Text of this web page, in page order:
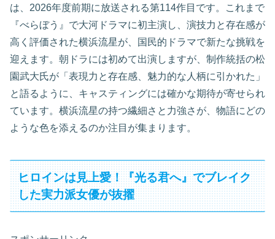
は、2026年度前期に放送される第114作目です。これまで
『べらぼう』で大河ドラマに初主演し、演技力と存在感が
高く評価された横浜流星が、国民的ドラマで新たな挑戦を
迎えます。朝ドラには初めて出演しますが、制作統括の松
園武大氏が「表現力と存在感、魅力的な人柄に引かれた」
と語るように、キャスティングには確かな期待が寄せられ
ています。横浜流星の持つ繊細さと力強さが、物語にどの
ような色を添えるのか注目が集まります。
ヒロインは見上愛！『光る君へ』でブレイク
した実力派女優が抜擢